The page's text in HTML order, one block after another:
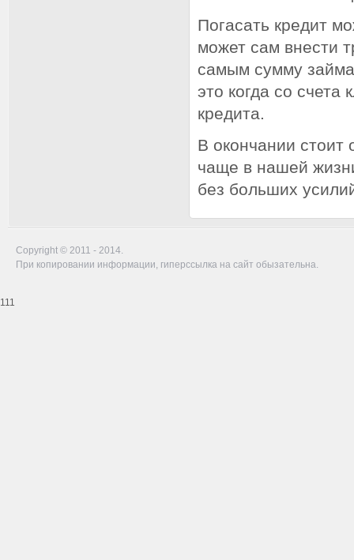
Погасать кредит
может сам внести
самым сумму
это когда со счета
кредита.
В окончании стоит
чаще в нашей
без больших
Copyright © 2011 - 2014.
При копировании информации, гиперссылка на сайт обызательна.
111